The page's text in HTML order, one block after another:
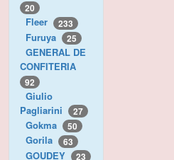
20
Fleer 233
Furuya 25
GENERAL DE
CONFITERIA
92
Giulio
Pagliarini
27
Gokma 50
Gorila 63
GOUDEY 23